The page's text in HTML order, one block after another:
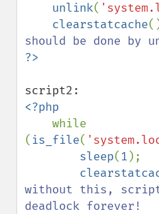
unlink(
clearstatcache
<?php
while
( is_file(
sleep(1 );
without this,
deadlock forever!